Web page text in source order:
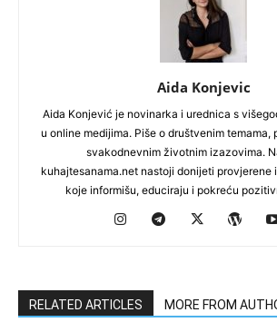
Aida Konjevic
Aida Konjević je novinarka i urednica s
u online medijima. Piše o društvenim temama,
svakodnevnim životnim izazovima.
kuhajtesanama.net nastoji donijeti provjerene
koje informišu, educiraju i pokreću
RELATED ARTICLES MORE FROM